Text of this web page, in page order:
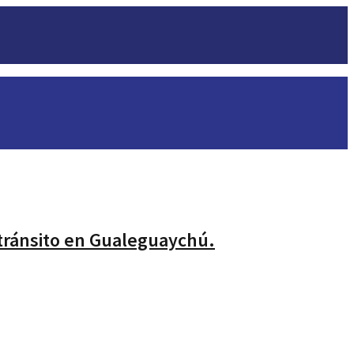
en Gualeguaychú.